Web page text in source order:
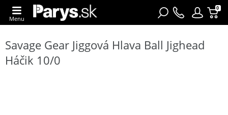
0
Menu
Savage Gear Jiggová Hlava Ball Jighead
Háčik 10/0